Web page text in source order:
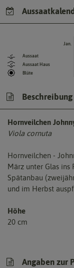
Aussaat
Aussaat Haus
Blüte
Jan.
Beschreibung
Hornveilchen
Viola cornuta
Hornveilchen -
März unter Glas ins
Spätanbau
und im Herbst
Höhe
20 cm
Angaben zur